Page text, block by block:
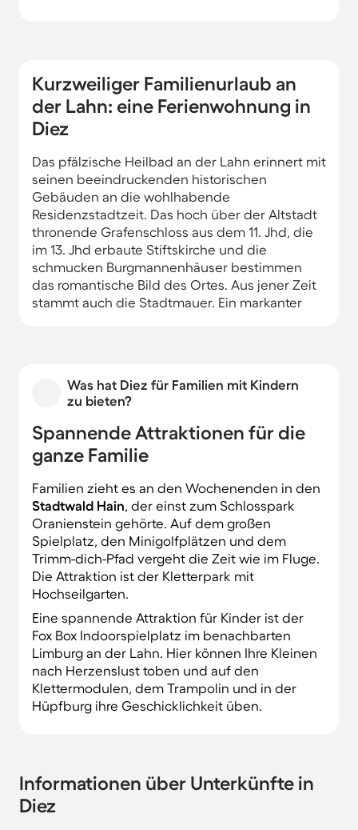
Kurzweiliger Familienurlaub an
der Lahn: eine Ferienwohnung in
Diez
Das pfälzische Heilbad an der Lahn erinnert mit
seinen beeindruckenden historischen
Gebäuden an die wohlhabende
Residenzstadtzeit. Das hoch über der Altstadt
thronende Grafenschloss aus dem 11. Jhd, die
im 13. Jhd erbaute Stiftskirche und die
schmucken Burgmannenhäuser bestimmen
das romantische Bild des Ortes. Aus jener Zeit
stammt auch die Stadtmauer. Ein markanter
Was hat Diez für Familien mit Kindern
zu bieten?
Spannende Attraktionen für die
ganze Familie
Familien zieht es an den Wochenenden in den
Stadtwald Hain, der einst zum Schlosspark
Oranienstein gehörte. Auf dem großen
Spielplatz, den Minigolfplätzen und dem
Trimm-dich-Pfad vergeht die Zeit wie im Fluge.
Die Attraktion ist der Kletterpark mit
Hochseilgarten.
Eine spannende Attraktion für Kinder ist der
Fox Box Indoorspielplatz im benachbarten
Limburg an der Lahn. Hier können Ihre Kleinen
nach Herzenslust toben und auf den
Klettermodulen, dem Trampolin und in der
Hüpfburg ihre Geschicklichkeit üben.
Informationen über Unterkünfte in
Diez